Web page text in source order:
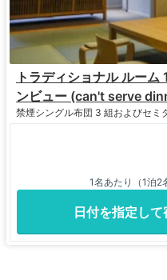
トラディショナル ルー
ンビュー (can't serve
禁煙シングル布団 3 組およびセミ
1名あたり（1泊2
日付を指定し